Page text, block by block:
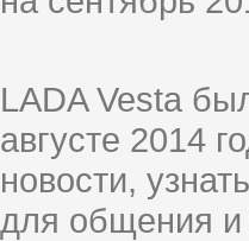
LADA Vesta
августе 2014
новости,
для общения и